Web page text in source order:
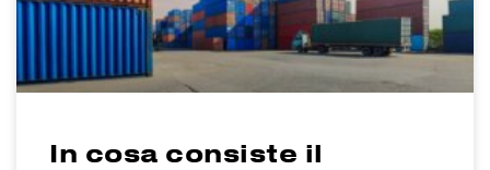
In cosa consiste il